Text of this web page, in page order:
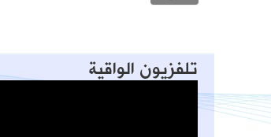
تلفزيون الواقية